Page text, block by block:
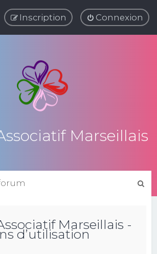
Connexion
Inscription
Marseillais
Marseillais -
d’utilisation